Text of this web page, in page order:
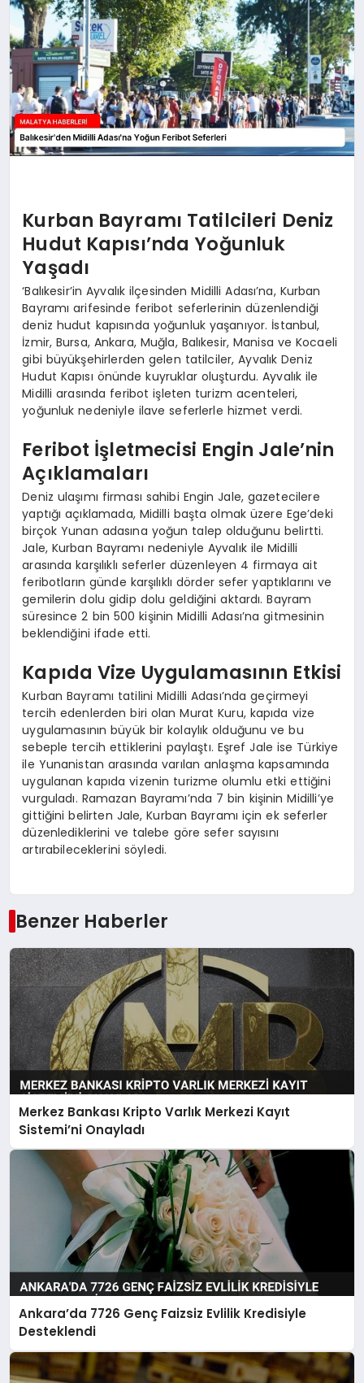
SAĞLIK
SIYASET
SPOR
Kurban Bayramı Tatilcileri Deniz
Hudut Kapısı’nda Yoğunluk
Yaşadı
‘Balıkesir’in Ayvalık ilçesinden Midilli Adası’na, Kurban
Bayramı arifesinde feribot seferlerinin düzenlendiği
deniz hudut kapısında yoğunluk yaşanıyor. İstanbul,
İzmir, Bursa, Ankara, Muğla, Balıkesir, Manisa ve Kocaeli
gibi büyükşehirlerden gelen tatilciler, Ayvalık Deniz
Hudut Kapısı önünde kuyruklar oluşturdu. Ayvalık ile
Midilli arasında feribot işleten turizm acenteleri,
yoğunluk nedeniyle ilave seferlerle hizmet verdi.
Feribot İşletmecisi Engin Jale’nin
Açıklamaları
Deniz ulaşımı firması sahibi Engin Jale, gazetecilere
yaptığı açıklamada, Midilli başta olmak üzere Ege’deki
birçok Yunan adasına yoğun talep olduğunu belirtti.
Jale, Kurban Bayramı nedeniyle Ayvalık ile Midilli
arasında karşılıklı seferler düzenleyen 4 firmaya ait
feribotların günde karşılıklı dörder sefer yaptıklarını ve
gemilerin dolu gidip dolu geldiğini aktardı. Bayram
süresince 2 bin 500 kişinin Midilli Adası’na gitmesinin
beklendiğini ifade etti.
Kapıda Vize Uygulamasının Etkisi
Kurban Bayramı tatilini Midilli Adası’nda geçirmeyi
tercih edenlerden biri olan Murat Kuru, kapıda vize
uygulamasının büyük bir kolaylık olduğunu ve bu
sebeple tercih ettiklerini paylaştı. Eşref Jale ise Türkiye
ile Yunanistan arasında varılan anlaşma kapsamında
uygulanan kapıda vizenin turizme olumlu etki ettiğini
vurguladı. Ramazan Bayramı’nda 7 bin kişinin Midilli’ye
gittiğini belirten Jale, Kurban Bayramı için ek seferler
düzenlediklerini ve talebe göre sefer sayısını
artırabileceklerini söyledi.
Benzer Haberler
Merkez Bankası Kripto Varlık Merkezi Kayıt
Sistemi’ni Onayladı
Ankara’da 7726 Genç Faizsiz Evlilik Kredisiyle
Desteklendi